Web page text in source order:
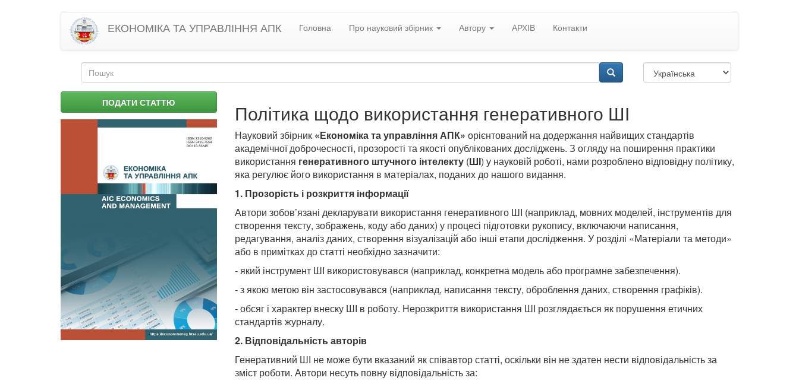
ЕКОНОМІКА ТА УПРАВЛІННЯ АПК Головна Про науковий збірник Автору АРХІВ Контакти
Пошукова
форма
ПОДАТИ СТАТТЮ Політика щодо використання генеративного ШІ
Науковий збірник «Економіка та управління АПК» орієнтований на додержання найвищих стандартів
академічної доброчесності, прозорості та якості опублікованих досліджень. З огляду на поширення практики
використання генеративного штучного інтелекту(ШІ) у науковій роботі, нами розроблено відповідну політику,
яка регулює його використання в матеріалах, поданих до нашого видання.
1. Прозорість і розкриття інформації
Автори зобов’язані декларувати використання генеративного ШІ (наприклад, мовних моделей, інструментів для
створення тексту, зображень, коду або даних) у процесі підготовки рукопису, включаючи написання,
редагування, аналіз даних, створення візуалізацій або інші етапи дослідження. У розділі «Матеріали та методи»
або в примітках до статті необхідно зазначити:
- який інструмент ШІ використовувався (наприклад, конкретна модель або програмне забезпечення).
- з якою метою він застосовувався (наприклад, написання тексту, оброблення даних, створення графіків).
- обсяг і характер внеску ШІ в роботу. Нерозкриття використання ШІ розглядається як порушення етичних
стандартів журналу.
2. Відповідальність авторів
Генеративний ШІ не може бути вказаний як співавтор статті, оскільки він не здатен нести відповідальність за
зміст роботи. Автори несуть повну відповідальність за: